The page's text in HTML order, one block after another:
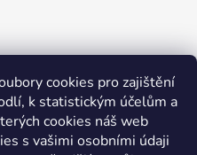
cookies pro zajištění
k statistickým účelům a
cookies náš web
s vašimi osobními údaji